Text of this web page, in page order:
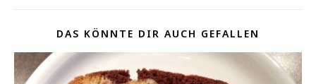
DAS KÖNNTE DIR AUCH GEFALLEN